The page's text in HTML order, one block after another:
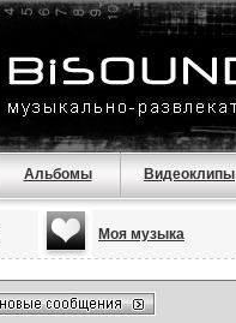
Альбомы Видеоклипы
Моя музыка